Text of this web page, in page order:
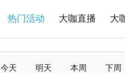
热门活动 大咖直播 大
今天 明天 本周 下周